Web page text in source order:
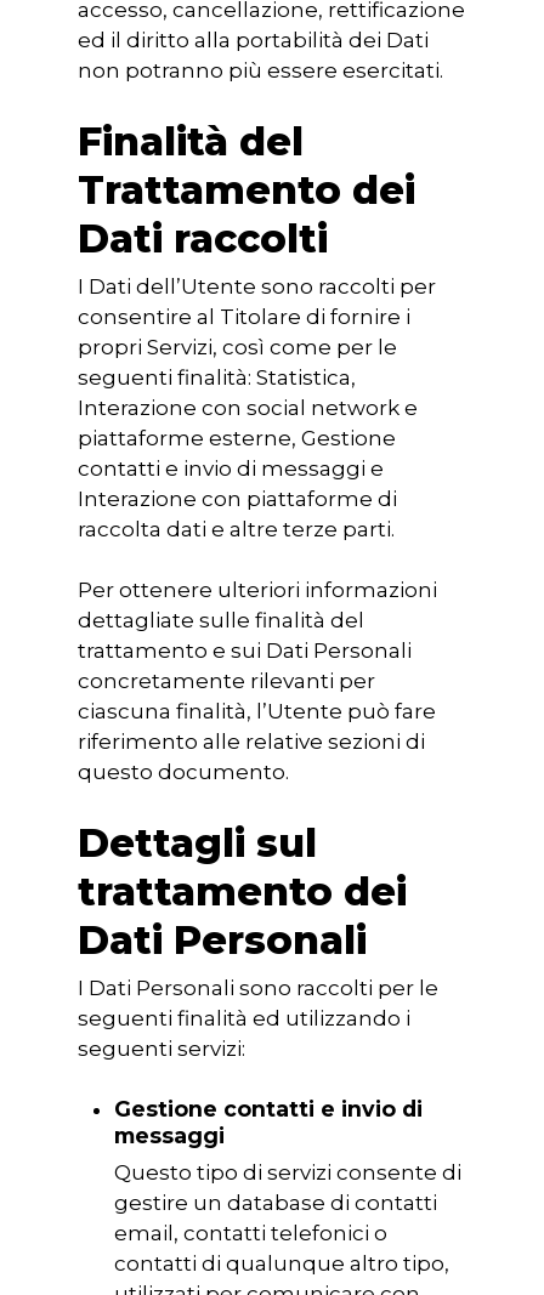
accesso, cancellazione, rettificazione
ed il diritto alla portabilità dei Dati
non potranno più essere esercitati.
Finalità del
Trattamento dei
Dati raccolti
I Dati dell’Utente sono raccolti per
consentire al Titolare di fornire i
propri Servizi, così come per le
seguenti finalità: Statistica,
Interazione con social network e
piattaforme esterne, Gestione
contatti e invio di messaggi e
Interazione con piattaforme di
raccolta dati e altre terze parti.
Per ottenere ulteriori informazioni
dettagliate sulle finalità del
trattamento e sui Dati Personali
concretamente rilevanti per
ciascuna finalità, l’Utente può fare
riferimento alle relative sezioni di
questo documento.
Dettagli sul
trattamento dei
Dati Personali
I Dati Personali sono raccolti per le
seguenti finalità ed utilizzando i
seguenti servizi:
Gestione contatti e invio di
messaggi
Questo tipo di servizi consente di
gestire un database di contatti
email, contatti telefonici o
contatti di qualunque altro tipo,
NORMATIVA